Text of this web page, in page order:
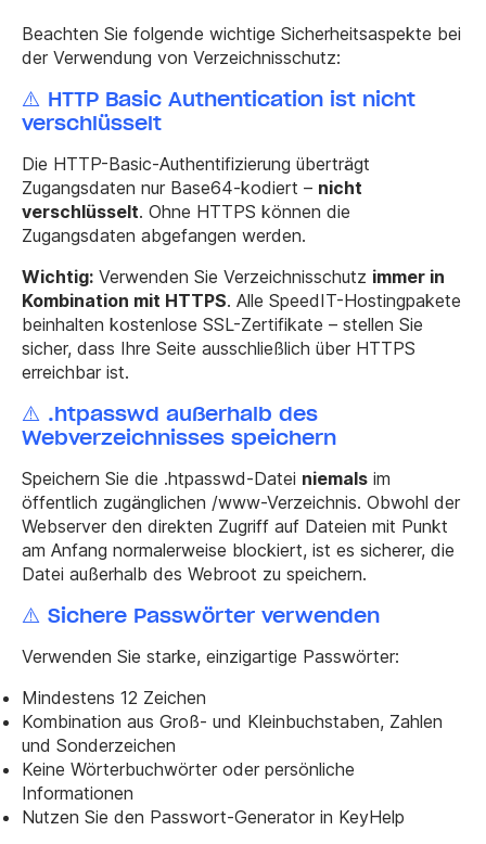
Beachten Sie folgende wichtige Sicherheitsaspekte bei
der Verwendung von Verzeichnisschutz:
⚠️ HTTP Basic Authentication ist nicht
verschlüsselt
Die HTTP-Basic-Authentifizierung überträgt
Zugangsdaten nur Base64-kodiert – nicht
verschlüsselt. Ohne HTTPS können die
Zugangsdaten abgefangen werden.
Wichtig: Verwenden Sie Verzeichnisschutz immer in
Kombination mit HTTPS. Alle SpeedIT-Hostingpakete
beinhalten kostenlose SSL-Zertifikate – stellen Sie
sicher, dass Ihre Seite ausschließlich über HTTPS
erreichbar ist.
⚠️ .htpasswd außerhalb des
Webverzeichnisses speichern
Speichern Sie die .htpasswd-Datei niemals im
öffentlich zugänglichen /www-Verzeichnis. Obwohl der
Webserver den direkten Zugriff auf Dateien mit Punkt
am Anfang normalerweise blockiert, ist es sicherer, die
Datei außerhalb des Webroot zu speichern.
⚠️ Sichere Passwörter verwenden
Verwenden Sie starke, einzigartige Passwörter:
Mindestens 12 Zeichen
Kombination aus Groß- und Kleinbuchstaben, Zahlen
und Sonderzeichen
Keine Wörterbuchwörter oder persönliche
Informationen
Nutzen Sie den Passwort-Generator in KeyHelp